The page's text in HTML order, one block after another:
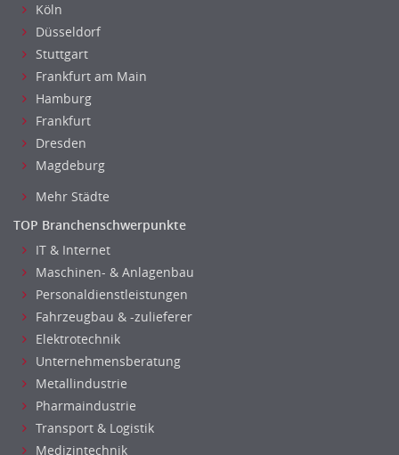
Köln
Düsseldorf
Stuttgart
Frankfurt am Main
Hamburg
Frankfurt
Dresden
Magdeburg
Mehr Städte
TOP Branchenschwerpunkte
IT & Internet
Maschinen- & Anlagenbau
Personaldienstleistungen
Fahrzeugbau & -zulieferer
Elektrotechnik
Unternehmensberatung
Metallindustrie
Pharmaindustrie
Transport & Logistik
Medizintechnik